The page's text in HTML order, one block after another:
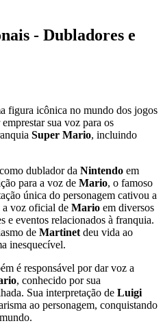
- Dubladores e
figura icônica no mundo dos jogos
sua voz para os
Super Mario, incluindo
dublador da Nintendo em
para a voz de Mario, o famoso
única do personagem cativou a
a voz oficial de Mario em diversos
e eventos relacionados à franquia.
de Martinetdeu vida ao
inesquecível.
é responsável por dar voz a
, conhecido por sua
Sua interpretação de Luigi
ao personagem, conquistando